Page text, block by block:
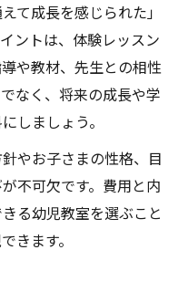
て成長を感じられた」
ントは、体験レッスン
や教材、先生との相性
なく、将来の成長や学
しましょう。
やお子さまの性格、目
不可欠です。費用と内
る幼児教室を選ぶこと
きます。